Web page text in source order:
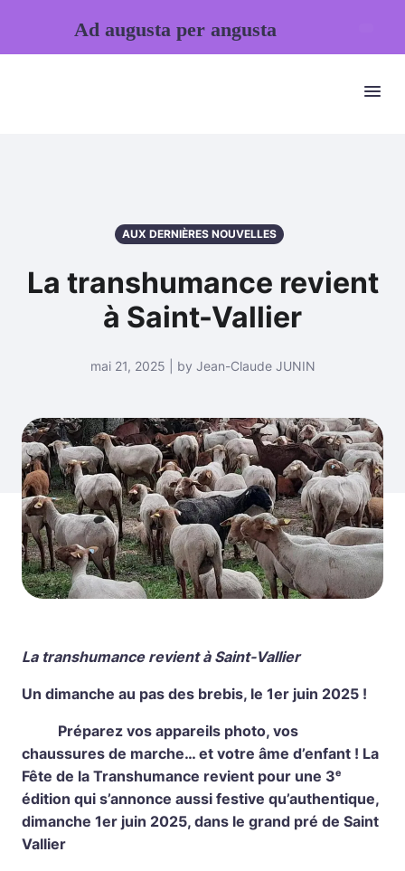
AUX DERNIÈRES NOUVELLES
La transhumance revient
à Saint-Vallier
mai 21, 2025 | by Jean-Claude JUNIN
La transhumance revient à Saint-Vallier
Un dimanche au pas des brebis, le 1er juin 2025 !
Préparez vos appareils photo, vos
chaussures de marche… et votre âme d’enfant ! La
Fête de la Transhumance revient pour une 3ᵉ
édition qui s’annonce aussi festive qu’authentique,
dimanche 1er juin 2025, dans le grand pré de Saint
Vallier
Ad augusta per angusta